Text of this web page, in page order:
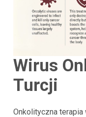
Wirus
Turcji
Onkolityczna terapia